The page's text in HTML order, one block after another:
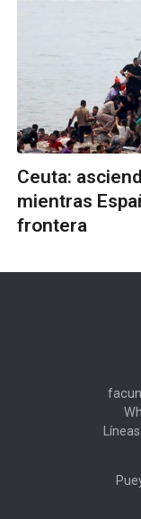
Ceuta:
mientras
frontera